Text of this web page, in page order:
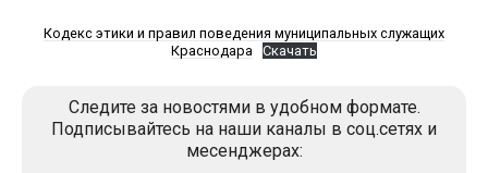
Кодекс этики и правил поведения муниципальных служащих
Краснодара
Скачать
Следите за новостями в удобном формате.
Подписывайтесь на наши каналы в соц.сетях и
месенджерах: